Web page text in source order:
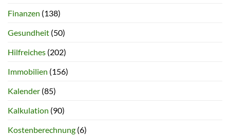
Finanzen (138)
Gesundheit (50)
Hilfreiches (202)
Immobilien (156)
Kalender (85)
Kalkulation (90)
Kostenberechnung (6)